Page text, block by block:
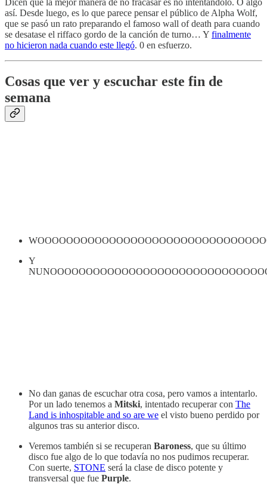
así. Desde luego, es lo que parece pensar el público de Alpha Wolf,
que se pasó un rato preparando el famoso wall of death para cuando
se desatase el riffaco gordo de la canción de turno… Y finalmente
no hicieron nada cuando este llegó. 0 en esfuerzo.
Cosas que ver y escuchar este fin de
semana
Y
No dan ganas de escuchar otra cosa, pero vamos a intentarlo.
Por un lado tenemos a Mitski, intentado recuperar con The
Land is inhospitable and so are we el visto bueno perdido por
algunos tras su anterior disco.
Veremos también si se recuperan Baroness, que su último
disco fue algo de lo que todavía no nos pudimos recuperar.
Con suerte, STONE será la clase de disco potente y
transversal que fue Purple.